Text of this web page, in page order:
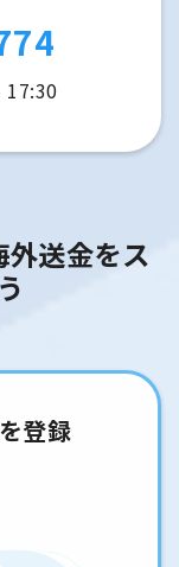
17:30
送金をス
登録